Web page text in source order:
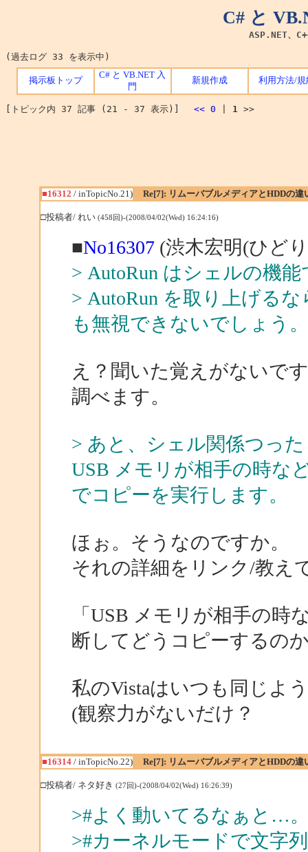
C# と
ASP.NET、
(過去ログ 33 を表示中)
掲示板トップ
C# と VB.NET 入
門
新規作成 利用方法/規
[トピック内 37 記事 (21 - 37 表示)] << 0 1 >>
■16312 / inTopicNo.21) Re[7]: リムーバブルメディアとHDDの違
□投稿者/ れい (458回)-(2008/04/02(Wed) 16:24:16)
■No16307(渋木宏明(ひど
> AutoRun はシェルの機能
> AutoRun を取り上げる
も無視できないでしょう。
え？聞いた覚えがないで
調べます。
> あと、シェル関係つっ
USB メモリが相手の時な
でコピーを実行します。
ほぉ。そうなのですか。
それの詳細をリンク/教え
「USB メモリが相手の
断してどうコピーするの
私のVistaはいつも同じよ
(観察力がないだけ？
■16314/ inTopicNo.22) Re[7]: リムーバブルメディアとHDDの違
□投稿者/ ネタ好き (27回)-(2008/04/02(Wed) 16:26:39)
>#よく動いてるなぁと…
>#カーネルモードで文字